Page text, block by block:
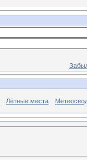
Лётные места